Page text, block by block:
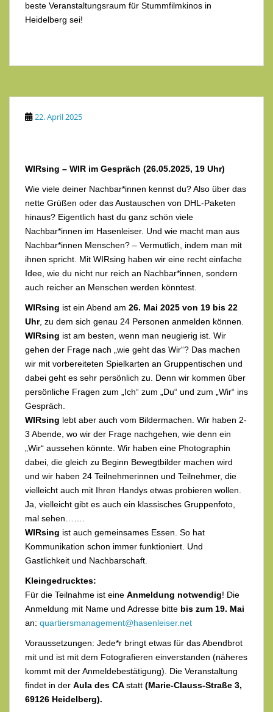
beste Veranstaltungsraum für Stummfilmkinos in
Heidelberg sei!
22. April 2025
WIRsing – WIR im Gespräch (26.05.2025, 19 Uhr)
Wie viele deiner Nachbar*innen kennst du? Also über das
nette Grüßen oder das Austauschen von DHL-Paketen
hinaus? Eigentlich hast du ganz schön viele
Nachbar*innen im Hasenleiser. Und wie macht man aus
Nachbar*innen Menschen? – Vermutlich, indem man mit
ihnen spricht. Mit WIRsing haben wir eine recht einfache
Idee, wie du nicht nur reich an Nachbar*innen, sondern
auch reicher an Menschen werden könntest.
WIRsing ist ein Abend am 26. Mai 2025 von 19 bis 22
Uhr, zu dem sich genau 24 Personen anmelden können.
WIRsing ist am besten, wenn man neugierig ist. Wir
gehen der Frage nach „wie geht das Wir“? Das machen
wir mit vorbereiteten Spielkarten an Gruppentischen und
dabei geht es sehr persönlich zu. Denn wir kommen über
persönliche Fragen zum „Ich“ zum „Du“ und zum „Wir“ ins
Gespräch.
WIRsing lebt aber auch vom Bildermachen. Wir haben 2-
3 Abende, wo wir der Frage nachgehen, wie denn ein
„Wir“ aussehen könnte. Wir haben eine Photographin
dabei, die gleich zu Beginn Bewegtbilder machen wird
und wir haben 24 Teilnehmerinnen und Teilnehmer, die
vielleicht auch mit Ihren Handys etwas probieren wollen.
Ja, vielleicht gibt es auch ein klassisches Gruppenfoto,
mal sehen…….
WIRsing ist auch gemeinsames Essen. So hat
Kommunikation schon immer funktioniert. Und
Gastlichkeit und Nachbarschaft.
Kleingedrucktes:
Für die Teilnahme ist eine Anmeldung notwendig! Die
Anmeldung mit Name und Adresse bitte bis zum 19. Mai
an: quartiersmanagement@hasenleiser.net
Voraussetzungen: Jede*r bringt etwas für das Abendbrot
mit und ist mit dem Fotografieren einverstanden (näheres
kommt mit der Anmeldebestätigung). Die Veranstaltung
findet in der Aula des CAstatt (Marie-Clauss-Straße 3,
69126 Heidelberg).